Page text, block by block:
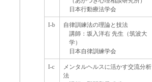
日本行動療法学会
I-b
自律訓練法の理論と技法
講師：坂入洋右 先生（筑波大
学）
日本自律訓練学会
I-c
メンタルヘルスに活かす交流分析
法